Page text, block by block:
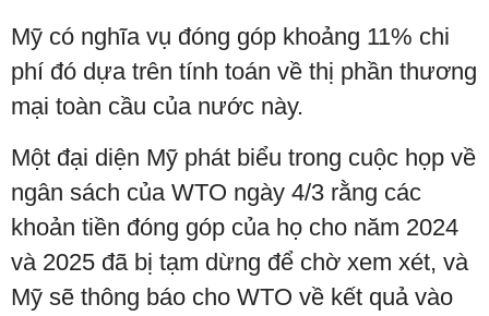
Mỹ có nghĩa vụ đóng góp khoảng 11% chi
phí đó dựa trên tính toán về thị phần thương
mại toàn cầu của nước này.
Một đại diện Mỹ phát biểu trong cuộc họp về
ngân sách của WTO ngày 4/3 rằng các
khoản tiền đóng góp của họ cho năm 2024
và 2025 đã bị tạm dừng để chờ xem xét, và
Mỹ sẽ thông báo cho WTO về kết quả vào